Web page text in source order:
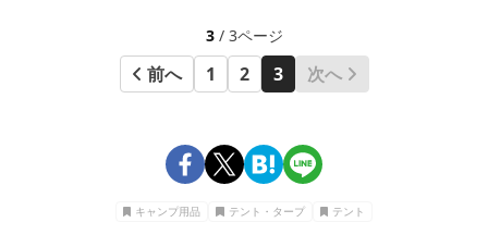
3/ 3ページ
前へ 1 2 3 次へ
キャンプ用品 テント・タープ テント